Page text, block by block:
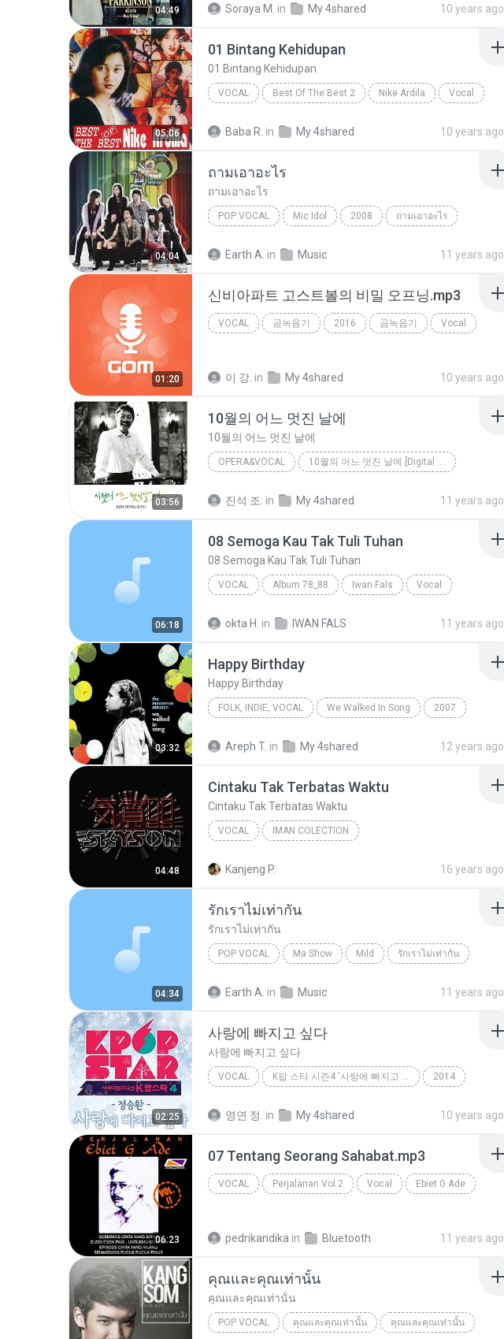
04:49 Soraya M. in My 4shared 10 years ago
05:06
01 Bintang Kehidupan
01 Bintang Kehidupan
VOCAL Best Of The Best 2 Nike Ardila Vocal
Baba R. in My 4shared 10 years ago
04:04
ถามเอาอะไร
ถามเอาอะไร
POP VOCAL Mic Idol 2008 ถามเอาอะไร
Earth A. in Music 11 years ago
01:20
신비아파트 고스트볼의 비밀 오프닝.mp3
VOCAL 곰녹음기 2016 곰녹음기 Vocal
이 강. in My 4shared 10 years ago
03:56
10월의 어느 멋진 날에
10월의 어느 멋진 날에
OPERA&VOCAL 10월의 어느 멋진 날에 [Digital Single]
진석 조. in My 4shared 11 years ago
06:18
08 Semoga Kau Tak Tuli Tuhan
08 Semoga Kau Tak Tuli Tuhan
VOCAL Album 78_88 Iwan Fals Vocal
okta H. in IWAN FALS 11 years ago
03:32
Happy Birthday
Happy Birthday
FOLK, INDIE, VOCAL We Walked In Song 2007
Areph T. in My 4shared 12 years ago
04:48
Cintaku Tak Terbatas Waktu
Cintaku Tak Terbatas Waktu
VOCAL IMAN COLECTION
Kanjeng P. 16 years ago
04:34
รักเราไม่เท่ากัน
รักเราไม่เท่ากัน
POP VOCAL Ma Show Mild รักเราไม่เท่ากัน
Earth A. in Music 11 years ago
02:25
사랑에 빠지고 싶다
사랑에 빠지고 싶다
VOCAL K팝 스타 시즌4 '사랑에 빠지고 싶다' 2014
영연 정. in My 4shared 10 years ago
06:23
07 Tentang Seorang Sahabat.mp3
VOCAL Perjalanan Vol 2 Vocal Ebiet G Ade
pedrikandika in Bluetooth 11 years ago
คุณและคุณเท่านั้น
คุณและคุณเท่านั้น
POP VOCAL คุณและคุณเท่านั้น คุณและคุณเท่านั้น